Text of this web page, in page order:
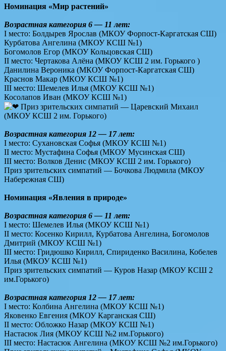
Номинация «Мир растений»
Возрастная категория 6 — 11 лет:
I место: Болдырев Ярослав (МКОУ Форпост-Каргатская СШ)
Курбатова Ангелина (МКОУ КСШ №1)
Богомолов Егор (МКОУ Кольцовская СШ)
II место: Чертакова Алёна (МКОУ КСШ 2 им. Горького )
Данилина Вероника (МКОУ Форпост-Каргатская СШ)
Краснов Макар (МКОУ КСШ №1)
III место: Шемелев Илья (МКОУ КСШ №1)
Косолапов Иван (МКОУ КСШ №1)
Приз зрительских симпатий — Царевский Михаил
(МКОУ КСШ 2 им. Горького)
Возрастная категория 12 — 17 лет:
I место: Сухановская Софья (МКОУ КСШ №1)
II место: Мустафина Софья (МКОУ Мусинская СШ)
III место: Волков Денис (МКОУ КСШ 2 им. Горького)
Приз зрительских симпатий — Бочкова Людмила (МКОУ
Набережная СШ)
Номинация «Явления в природе»
Возрастная категория 6 — 11 лет:
I место: Шемелев Илья (МКОУ КСШ №1)
II место: Косенко Кирилл, Курбатова Ангелина, Богомолов
Дмитрий (МКОУ КСШ №1)
III место: Гридюшко Кирилл, Спириденко Василина, Кобелев
Илья (МКОУ КСШ №1)
Приз зрительских симпатий — Куров Назар (МКОУ КСШ 2
им.Горького)
Возрастная категория 12 — 17 лет:
I место: Колбина Ангелина (МКОУ КСШ №1)
Яковенко Евгения (МКОУ Карганская СШ)
II место: Обложко Назар (МКОУ КСШ №1)
Настасюк Лия (МКОУ КСШ №2 им.Горького)
III место: Настасюк Ангелина (МКОУ КСШ №2 им.Горького)